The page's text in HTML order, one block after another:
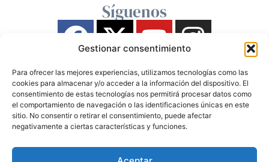
Gestionar consentimiento
Para ofrecer las mejores experiencias, utilizamos tecnologías como las
cookies para almacenar y/o acceder a la información del dispositivo. El
consentimiento de estas tecnologías nos permitirá procesar datos como
el comportamiento de navegación o las identificaciones únicas en este
sitio. No consentir o retirar el consentimiento, puede afectar
negativamente a ciertas características y funciones.
Síguenos